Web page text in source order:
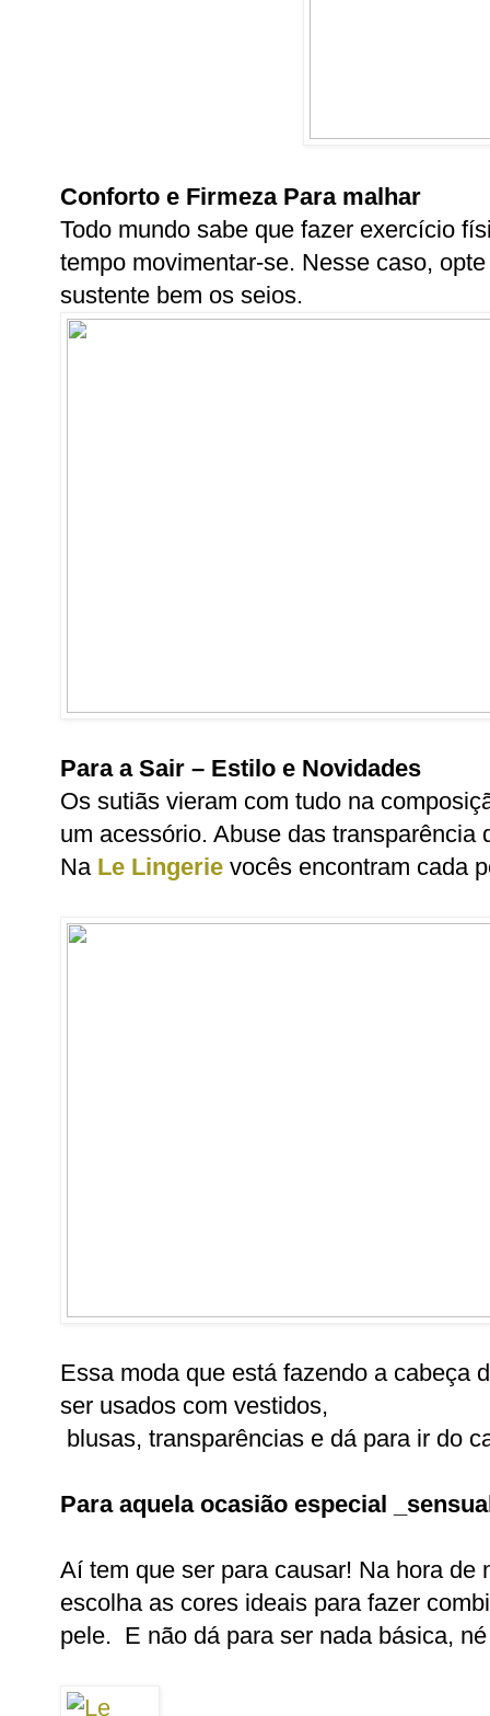
Conforto e Firmeza Para malhar
Todo mundo sabe que fazer exercício
tempo movimentar-se. Nesse caso,
sustente bem os seios.
Para a Sair – Estilo e Novidades
Os sutiãs vieram com tudo na
um acessório. Abuse das transparência
Na Le Lingerie vocês encontram cada
Essa moda que está fazendo a cabeça
ser usados com vestidos,
blusas, transparências e dá para ir do
Para aquela ocasião especial
Aí tem que ser para causar! Na hora de
escolha as cores ideais para fazer
pele. E não dá para ser nada básica,